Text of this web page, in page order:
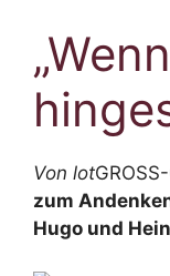
Von lot
zum
Hugo und